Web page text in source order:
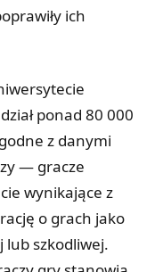
ich
ponad 80 000
z danymi
— gracze
wynikające z
o grach jako
lub szkodliwej.